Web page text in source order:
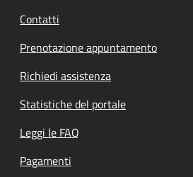
Contatti
Prenotazione appuntamento
Richiedi assistenza
Statistiche del portale
Leggi le FAQ
Pagamenti